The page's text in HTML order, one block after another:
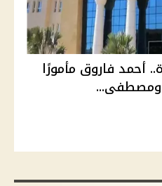
أحمد فاروق مأمورًا
ومصطفى...